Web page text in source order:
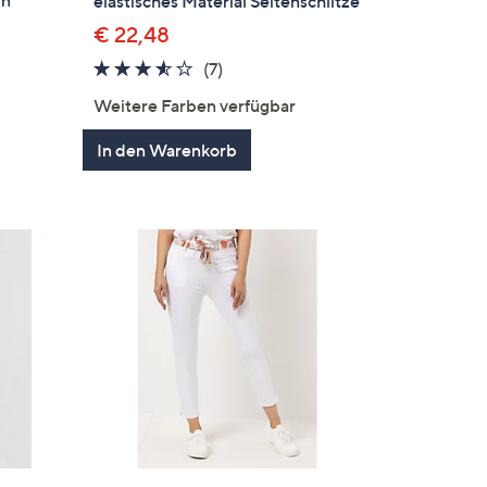
€ 22,48
3.4
(7)
Weitere Farben verfügbar
In den Warenkorb